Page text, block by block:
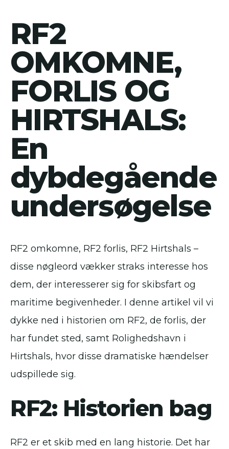
RF2
OMKOMNE,
FORLIS OG
HIRTSHALS:
En
dybdegående
undersøgelse
RF2 omkomne, RF2 forlis, RF2 Hirtshals –
disse nøgleord vækker straks interesse hos
dem, der interesserer sig for skibsfart og
maritime begivenheder. I denne artikel vil vi
dykke ned i historien om RF2, de forlis, der
har fundet sted, samt Rolighedshavn i
Hirtshals, hvor disse dramatiske hændelser
udspillede sig.
RF2: Historien bag
RF2 er et skib med en lang historie. Det har